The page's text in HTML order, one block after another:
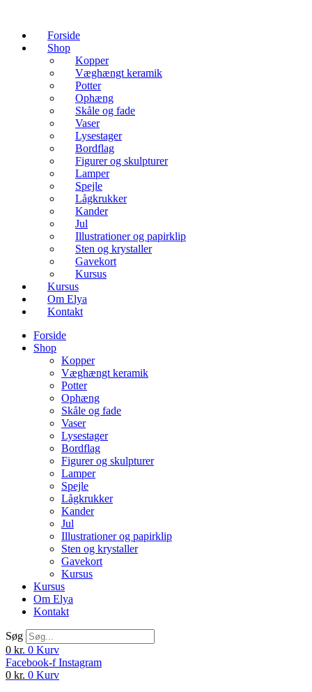
Forside
Shop
Kopper
Væghængt keramik
Potter
Ophæng
Skåle og fade
Vaser
Lysestager
Bordflag
Figurer og skulpturer
Lamper
Spejle
Lågkrukker
Kander
Jul
Illustrationer og papirklip
Sten og krystaller
Gavekort
Kursus
Kursus
Om Elya
Kontakt
Forside
Shop
Kopper
Væghængt keramik
Potter
Ophæng
Skåle og fade
Vaser
Lysestager
Bordflag
Figurer og skulpturer
Lamper
Spejle
Lågkrukker
Kander
Jul
Illustrationer og papirklip
Sten og krystaller
Gavekort
Kursus
Kursus
Om Elya
Kontakt
Søg
0 kr. 0 Kurv
Facebook-f Instagram
0 kr. 0 Kurv